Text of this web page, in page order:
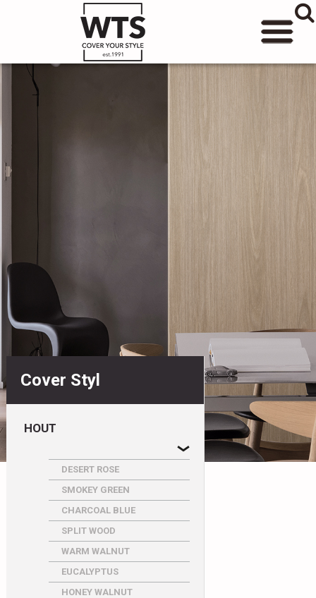
Cover Styl
HOUT
DESERT ROSE
SMOKEY GREEN
CHARCOAL BLUE
SPLIT WOOD
WARM WALNUT
EUCALYPTUS
HONEY WALNUT